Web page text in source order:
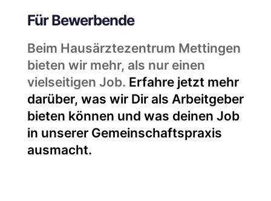
Für Bewerbende
Beim Hausärztezentrum Mettingen
bieten wir mehr, als nur einen
vielseitigen Job. Erfahre jetzt mehr
darüber, was wir Dir als Arbeitgeber
bieten können und was deinen Job
in unserer Gemeinschaftspraxis
ausmacht.